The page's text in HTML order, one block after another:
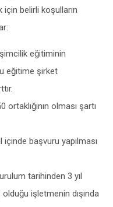
belirli koşulların
eğitiminin
eğitime şirket
olması şartı
başvuru yapılması
tarihinden 3 yıl
işletmenin dışında